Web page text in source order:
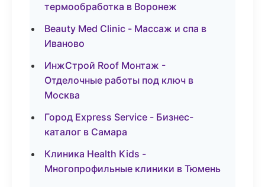
термообработка в Воронеж
Beauty Med Clinic - Массаж и спа в
Иваново
ИнжСтрой Roof Монтаж -
Отделочные работы под ключ в
Москва
Город Express Service - Бизнес-
каталог в Самара
Клиника Health Kids -
Многопрофильные клиники в Тюмень